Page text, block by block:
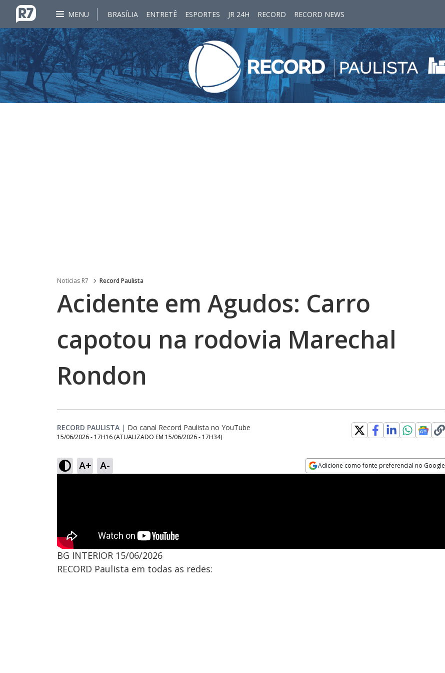
MENU BRASÍLIA ENTRETÊ ESPORTES JR 24H RECORD RECORD NEWS
Noticias R7 Record Paulista
Acidente em Agudos: Carro
capotou na rodovia Marechal
Rondon
RECORD PAULISTA | Do canal Record Paulista no YouTube
15/06/2026 - 17H16 (ATUALIZADO EM 15/06/2026 - 17H34)
A+ A- Adicione como fonte preferencial no Google
BG INTERIOR 15/06/2026
RECORD Paulista em todas as redes: